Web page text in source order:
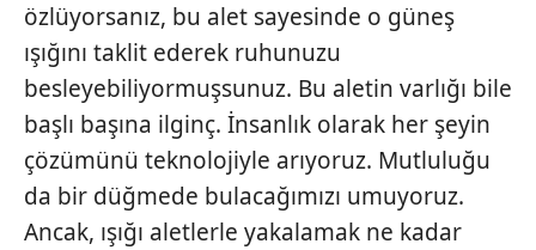
özlüyorsanız, bu alet sayesinde o güneş
ışığını taklit ederek ruhunuzu
besleyebiliyormuşsunuz. Bu aletin varlığı bile
başlı başına ilginç. İnsanlık olarak her şeyin
çözümünü teknolojiyle arıyoruz. Mutluluğu
da bir düğmede bulacağımızı umuyoruz.
Ancak, ışığı aletlerle yakalamak ne kadar